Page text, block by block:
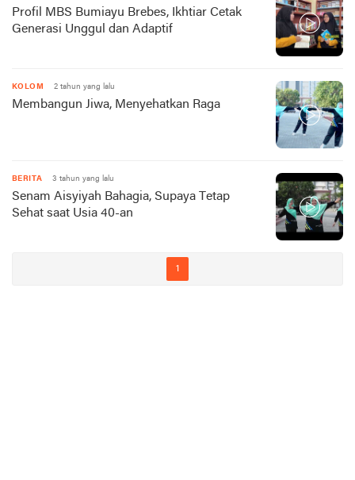
Profil MBS Bumiayu Brebes, Ikhtiar Cetak
Generasi Unggul dan Adaptif
KOLOM 2 tahun yang lalu
Membangun Jiwa, Menyehatkan Raga
BERITA 3 tahun yang lalu
Senam Aisyiyah Bahagia, Supaya Tetap
Sehat saat Usia 40-an
1